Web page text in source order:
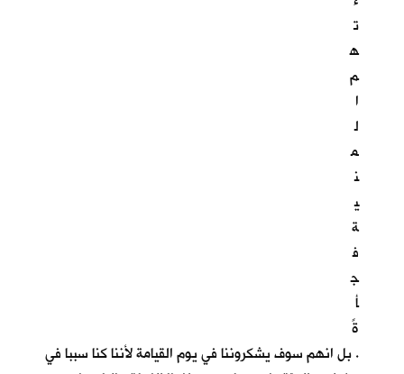
ت
ه
م
ا
ل
م
ن
ي
ة
ف
ج
أ
ةً
. بل انهم سوف يشكروننا في يوم القيامة لأننا كنا سببا في